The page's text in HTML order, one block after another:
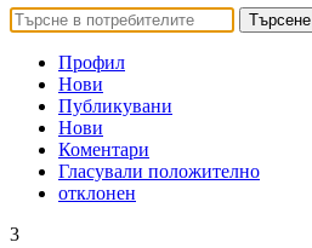
Търсене
Профил
Нови
Публикувани
Нови
Коментари
Гласували положително
отклонен
3